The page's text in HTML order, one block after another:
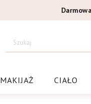
Drogeria
MAKIJAŻ CIAŁO